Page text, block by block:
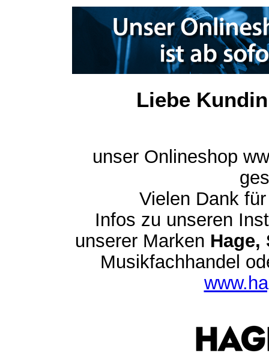
Liebe
unser Onlineshop
Vielen Dank
Infos zu unseren
unserer Marken Hage,
Musikfachhandel